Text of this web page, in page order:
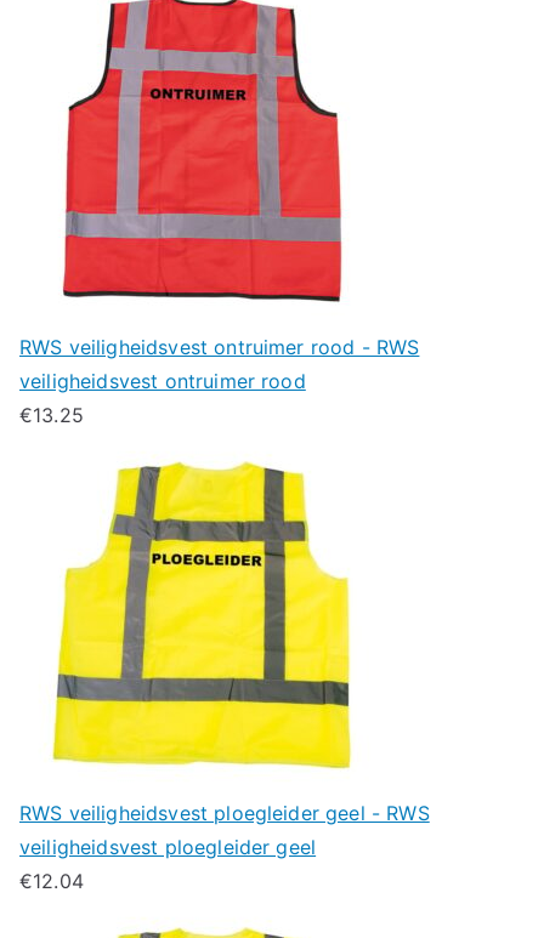
RWS veiligheidsvest ontruimer rood - RWS
veiligheidsvest ontruimer rood
€13.25
RWS veiligheidsvest ploegleider geel - RWS
veiligheidsvest ploegleider geel
€12.04